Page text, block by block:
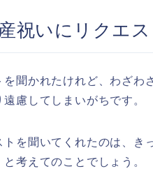
産祝いにリクエ
を聞かれたけれど、わざわ
慮してしまいがちです。
トを聞いてくれたのは、き
考えてのことでしょう。